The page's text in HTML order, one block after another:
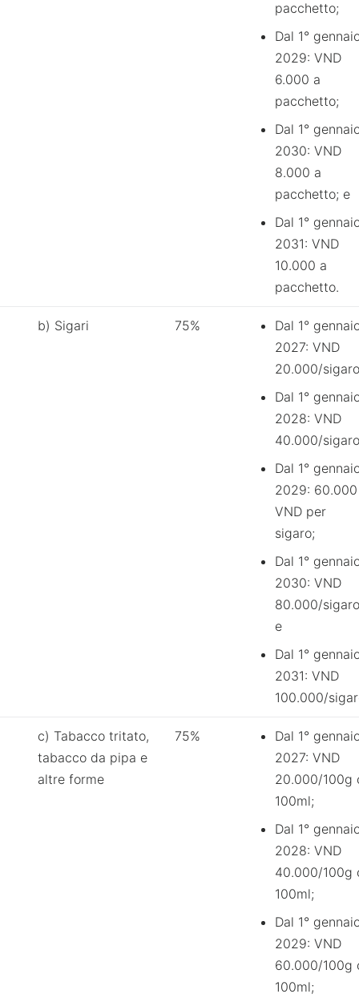
pacchetto;
Dal 1°
2029: VND
6.000 a
pacchetto;
Dal 1°
2030: VND
8.000 a
pacchetto; e
Dal 1°
2031: VND
10.000 a
pacchetto.
b) Sigari 75%
Dal 1°
2027: VND
20.000/
Dal 1°
2028: VND
40.000/
Dal 1°
2029: 60.000
VND per
sigaro;
Dal 1°
2030: VND
80.000/
e
Dal 1°
2031: VND
100.000/
c) Tabacco tritato,
tabacco da pipa e
altre forme
75%
Dal 1°
2027: VND
20.000/100g
100ml;
Dal 1°
2028: VND
40.000/100g
100ml;
Dal 1°
2029: VND
60.000/100g
100ml;